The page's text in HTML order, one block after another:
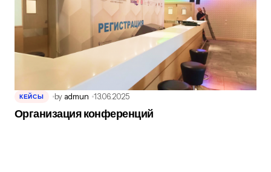
КЕЙСЫ by admun 13.06.2025
Организация конференций